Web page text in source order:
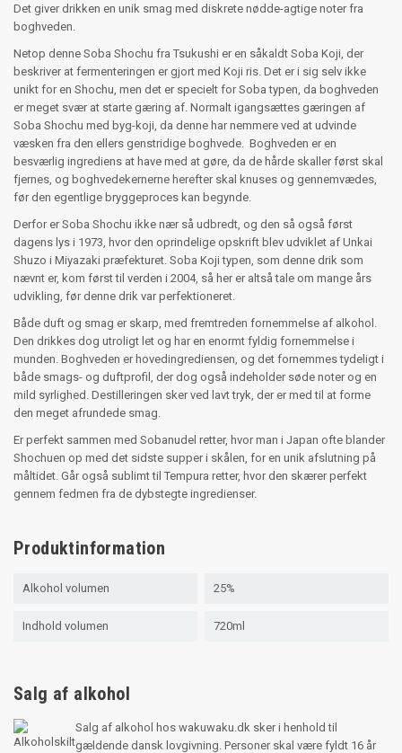
Det giver drikken en unik smag med diskrete nødde-agtige noter fra
boghveden.
Netop denne Soba Shochu fra Tsukushi er en såkaldt Soba Koji, der
beskriver at fermenteringen er gjort med Koji ris. Det er i sig selv ikke
unikt for en Shochu, men det er specielt for Soba typen, da boghveden
er meget svær at starte gæring af. Normalt igangsættes gæringen af
Soba Shochu med byg-koji, da denne har nemmere ved at udvinde
væsken fra den ellers genstridige boghvede. Boghveden er en
besværlig ingrediens at have med at gøre, da de hårde skaller først skal
fjernes, og boghvedekernerne herefter skal knuses og gennemvædes,
før den egentlige bryggeproces kan begynde.
Derfor er Soba Shochu ikke nær så udbredt, og den så også først
dagens lys i 1973, hvor den oprindelige opskrift blev udviklet af Unkai
Shuzo i Miyazaki præfekturet. Soba Koji typen, som denne drik som
nævnt er, kom først til verden i 2004, så her er altså tale om mange års
udvikling, før denne drik var perfektioneret.
Både duft og smag er skarp, med fremtreden fornemmelse af alkohol.
Den drikkes dog utroligt let og har en enormt fyldig fornemmelse i
munden. Boghveden er hovedingrediensen, og det fornemmes tydeligt i
både smags- og duftprofil, der dog også indeholder søde noter og en
mild syrlighed. Destilleringen sker ved lavt tryk, der er med til at forme
den meget afrundede smag.
Er perfekt sammen med Sobanudel retter, hvor man i Japan ofte blander
Shochuen op med det sidste supper i skålen, for en unik afslutning på
måltidet. Går også sublimt til Tempura retter, hvor den skærer perfekt
gennem fedmen fra de dybstegte ingredienser.
Produktinformation
Alkohol volumen 25%
Indhold volumen 720ml
Salg af alkohol
Salg af alkohol hos wakuwaku.dk sker i henhold til
gældende dansk lovgivning. Personer skal være fyldt 16 år